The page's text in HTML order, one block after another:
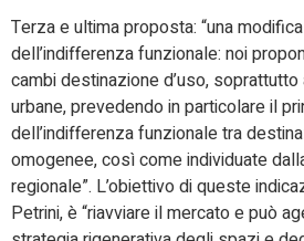
Terza e ultima proposta: “una
dell’indifferenza funzionale: noi
cambi destinazione d’uso,
urbane, prevedendo in particolare il
dell’indifferenza funzionale tra
omogenee, così come individuate
regionale”. L’obiettivo di queste
Petrini, è “riavviare il mercato e può